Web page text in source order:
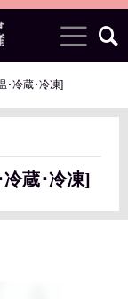
･冷蔵･冷凍]
冷蔵･冷凍]